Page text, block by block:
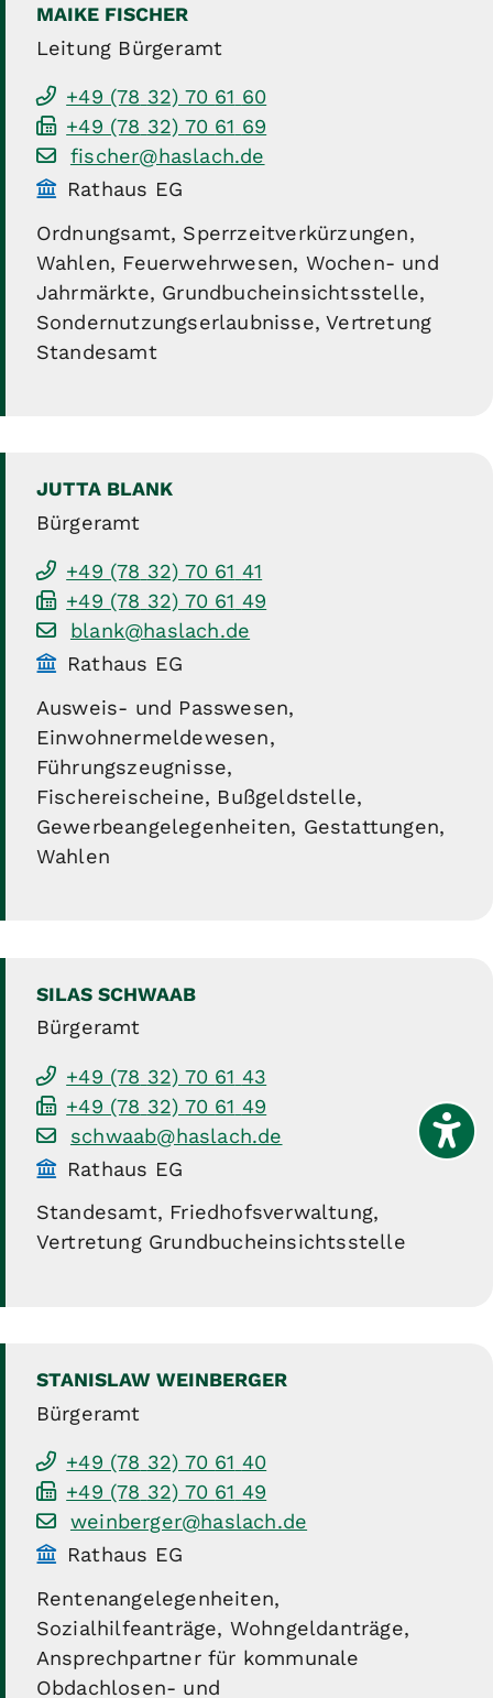
MAIKE FISCHER
Leitung Bürgeramt
+49 (78 32) 70 61 60
+49 (78 32) 70 61 69
fischer@haslach.de
Rathaus EG
Ordnungsamt, Sperrzeitverkürzungen,
Wahlen, Feuerwehrwesen, Wochen- und
Jahrmärkte, Grundbucheinsichtsstelle,
Sondernutzungserlaubnisse, Vertretung
Standesamt
JUTTA BLANK
Bürgeramt
+49 (78 32) 70 61 41
+49 (78 32) 70 61 49
blank@haslach.de
Rathaus EG
Ausweis- und Passwesen,
Einwohnermeldewesen,
Führungszeugnisse,
Fischereischeine, Bußgeldstelle,
Gewerbeangelegenheiten, Gestattungen,
Wahlen
SILAS SCHWAAB
Bürgeramt
+49 (78 32) 70 61 43
+49 (78 32) 70 61 49
schwaab@haslach.de
Rathaus EG
Standesamt, Friedhofsverwaltung,
Vertretung Grundbucheinsichtsstelle
STANISLAW WEINBERGER
Bürgeramt
+49 (78 32) 70 61 40
+49 (78 32) 70 61 49
weinberger@haslach.de
Rathaus EG
Rentenangelegenheiten,
Sozialhilfeanträge, Wohngeldanträge,
Ansprechpartner für kommunale
Obdachlosen- und